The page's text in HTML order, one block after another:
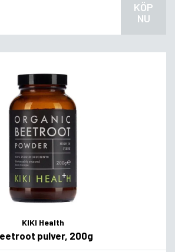
KÖP
NU
KIKI Health
pulver, 200g